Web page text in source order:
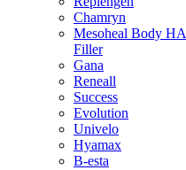
Chamryn
Mesoheal Body HA
Filler
Gana
Reneall
Success
Evolution
Univelo
Hyamax
B-esta